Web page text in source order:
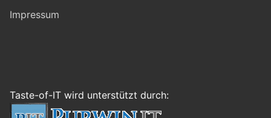
Impressum
Taste-of-IT wird unterstützt durch: